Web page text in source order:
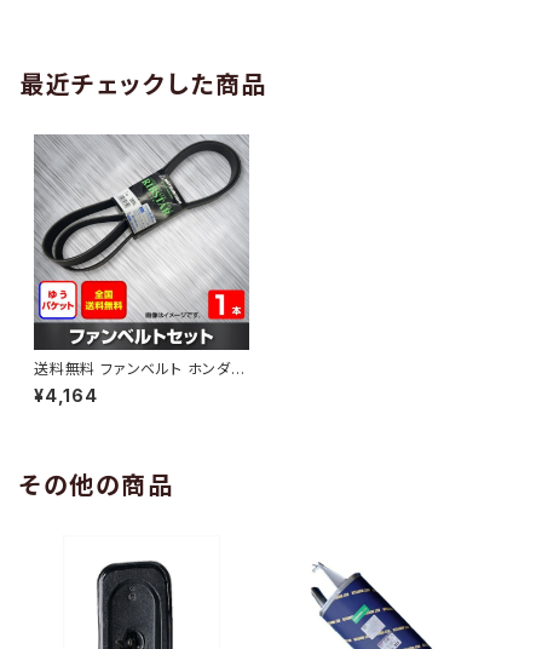
最近チェックした商品
送料無料 ファンベルト ホンダ
ステップワゴン 型式RF8 H15.0
6～H17.05 （国内トップメーカ
¥4,164
その他の商品